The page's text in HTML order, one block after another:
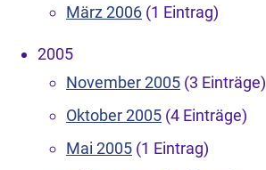
März 2006 (1 Eintrag)
2005
November 2005 (3 Einträge)
Oktober 2005 (4 Einträge)
Mai 2005 (1 Eintrag)